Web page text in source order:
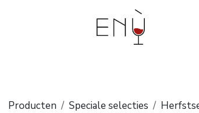
Producten Speciale selecties